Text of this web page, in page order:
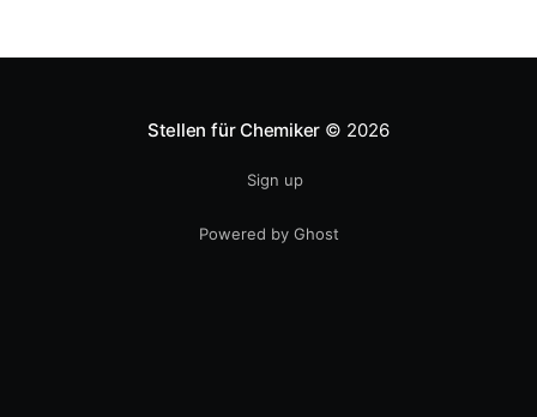
Stellen für Chemiker © 2026
Sign up
Powered by Ghost